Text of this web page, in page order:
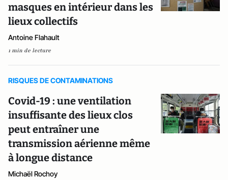
masques en intérieur dans les
lieux collectifs
Antoine Flahault
1 min de lecture
RISQUES DE CONTAMINATIONS
Covid-19 : une ventilation
insuffisante des lieux clos
peut entraîner une
transmission aérienne même
à longue distance
Michaël Rochoy